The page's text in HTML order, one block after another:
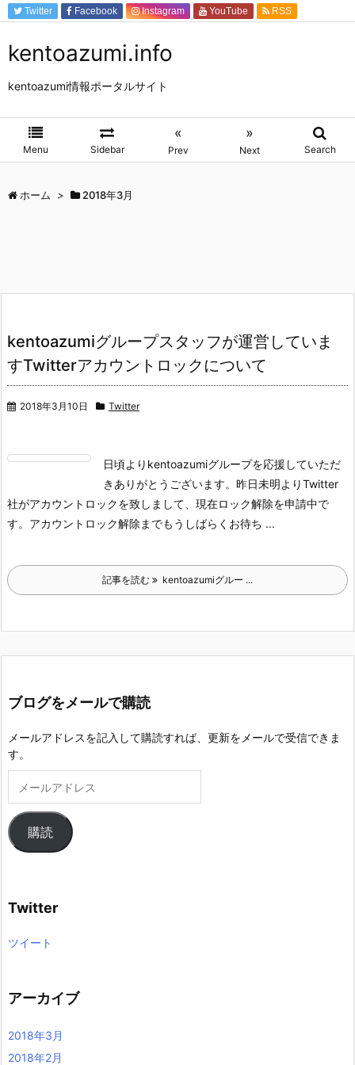
kentoazumi.info
kentoazumi情報ポータルサイト
Menu Sidebar
«
Prev
»
Next Search
Twitter Facebook Instagram YouTube
RSS
ホーム > 2018年3月
kentoazumiグループスタッフが運営していま
すTwitterアカウントロックについて
2018年3月10日 Twitter
日頃よりkentoazumiグループを応援していただ
きありがとうございます。 昨日未明よりTwitter
社がアカウントロックを致しまして、現在ロック解除を申請中で
す。 アカウントロック解除までもうしばらくお待ち ...
記事を読む kentoazumiグルー ...
ブログをメールで購読
メールアドレスを記入して購読すれば、更新をメールで受信できま
す。
ア
ド
購読
Twitter
ツイート
アーカイブ
2018年3月
2018年2月